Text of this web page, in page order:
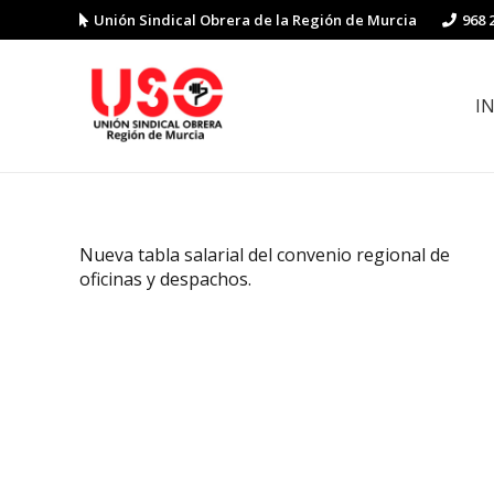
Unión Sindical Obrera de la Región de Murcia 968
Nueva tabla salarial del convenio regional de
oficinas y despachos.